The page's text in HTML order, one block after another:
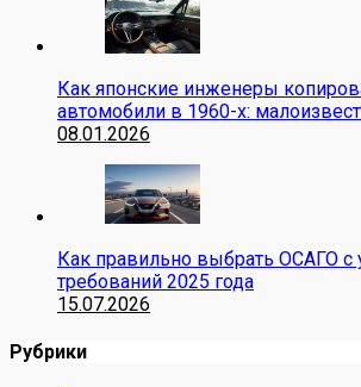
Как японские инженеры
автомобили в 1960-х:
08.01.2026
Как правильно выбрать ОСАГО с
требований 2025 года
15.07.2026
Рубрики